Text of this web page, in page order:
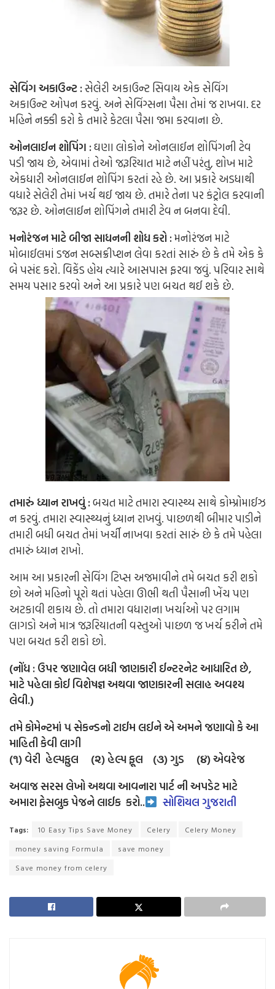
સેવિંગ અકાઉન્ટ :સેલેરી અકાઉન્ટ સિવાય એક સેવિંગ
અકાઉન્ટ ઓપન કરવું. અને સેવિંગ્સના પૈસા તેમાં જ રાખવા. દર
મહિને નક્કી કરો કે તમારે કેટલા પૈસા જમા કરવાના છે.
ઓનલાઈન શોપિંગ :ઘણા લોકોને ઓનલાઈન શોપિંગની ટેવ
પડી જાય છે, એવામાં તેઓ જરૂરિયાત માટે નહીં પરંતુ, શોખ માટે
એકધારી ઓનલાઈન શોપિંગ કરતાં રહે છે. આ પ્રકારે અડધાથી
વધારે સેલેરી તેમાં ખર્ચ થઈ જાય છે. તમારે તેના પર કંટ્રોલ કરવાની
જરૂર છે. ઓનલાઈન શોપિંગને તમારી ટેવ ન બનવા દેવી.
મનોરંજન માટે બીજા સાધનની શોધ કરો :મનોરંજન માટે
મોબાઈલમાં ડજન સબ્સક્રીપ્શન લેવા કરતાં સારું છે કે તમે એક કે
બે પસંદ કરો. વિકેંડ હોય ત્યારે આસપાસ ફરવા જવું. પરિવાર સાથે
સમય પસાર કરવો અને આ પ્રકારે પણ બચત થઈ શકે છે.
તમારું ધ્યાન રાખવું :બચત માટે તમારા સ્વાસ્થ્ય સાથે કોમ્પ્રોમાઈઝ
ન કરવું. તમારા સ્વાસ્થ્યનું ધ્યાન રાખવું. પાછળથી બીમાર પાડીને
તમારી બધી બચત તેમાં ખર્ચી નાખવા કરતાં સારું છે કે તમે પહેલા
તમારું ધ્યાન રાખો.
આમ આ પ્રકારની સેવિંગ ટિપ્સ અજમાવીને તમે બચત કરી શકો
છો અને મહિનો પૂરો થતાં પહેલા ઊભી થતી પૈસાની ખેંચ પણ
અટકાવી શકાય છે. તો તમારા વધારાના ખર્ચાઓ પર લગામ
લાગડો અને માત્ર જરૂરિયાતની વસ્તુઓ પાછળ જ ખર્ચ કરીને તમે
પણ બચત કરી શકો છો.
(નોંધ : ઉપર જણાવેલ બધી જાણકારી ઈન્ટરનેટ આધારિત છે,
માટે પહેલા કોઈ વિશેષજ્ઞ અથવા જાણકારની સલાહ અવશ્ય
લેવી.)
તમે કોમેન્ટમાં ૫ સેકન્ડનો ટાઈમ લઈને એ અમને જણાવો કે આ
માહિતી કેવી લાગી
(૧) વેરી હેલ્પફુલ (૨) હેલ્પ ફૂલ (૩) ગુડ (૪) એવરેજ
અવાજ સરસ લેખો અથવા આવનારા પાર્ટ ની અપડેટ માટે
અમારા ફેસબુક પેજને લાઈક કરો.. સોશિયલ ગુજરાતી
Tags: 10 Easy Tips Save Money Celery
Celery Money
money saving Formula
save money
Save money from celery